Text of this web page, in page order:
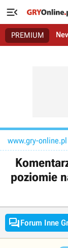

PREMIUM
www.gry-online.pl
poziomie
Forum Inne